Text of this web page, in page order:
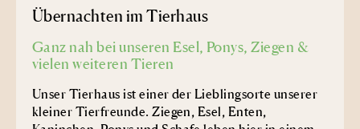
Übernachten im Tierhaus
Ganz nah bei unseren Esel, Ponys, Ziegen &
vielen weiteren Tieren
Unser Tierhaus ist einer der Lieblingsorte unserer
kleiner Tierfreunde. Ziegen, Esel, Enten,